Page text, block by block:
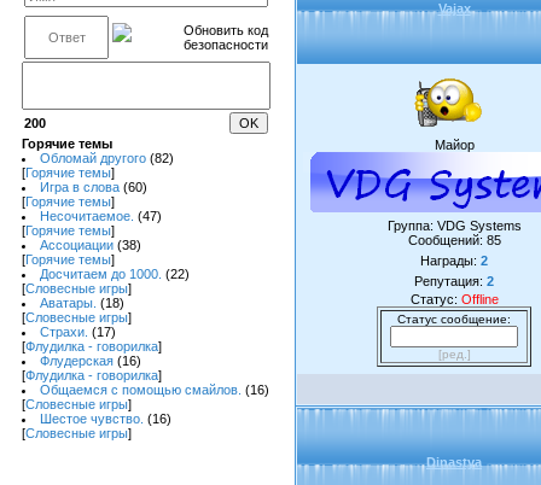
200
Горячие темы
Обломай другого (82)
[Горячие темы]
Игра в слова (60)
[Горячие темы]
Несочитаемое. (47)
[Горячие темы]
Ассоциации (38)
[Горячие темы]
Досчитаем до 1000. (22)
[Словесные игры]
Аватары. (18)
[Словесные игры]
Страхи. (17)
[Флудилка - говорилка]
Флудерская (16)
[Флудилка - говорилка]
Общаемся с помощью смайлов. (16)
[Словесные игры]
Шестое чувство. (16)
[Словесные игры]
Vajax
Майор
Группа: VDG Systems
Сообщений: 85
Награды: 2
Репутация: 2
Статус: Offline
Статус сообщение:
[ред.]
Dinastya